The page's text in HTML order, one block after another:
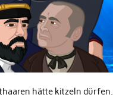
hätte kitzeln dürfen.